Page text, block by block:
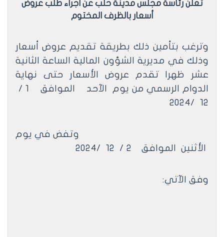
تعلن رئاسة مجلس مدينة حلب عن اجراء طلب عروض
أسعار بالظرف المختوم
وترغب بتأمين ذلك بطريقة تقديم عروض أسعار
وذلك في مديرية الشؤون المالية الساعة الثانية
عشر ظهرا تقدم عروض الأسعار حتى نهاية
الدوام الرسمي من يوم
الآحد الموافق
1 /
12
/2024
وتفض في يوم
الأثنين
الموافق 2 /
12
/2024
وفق الآتي: